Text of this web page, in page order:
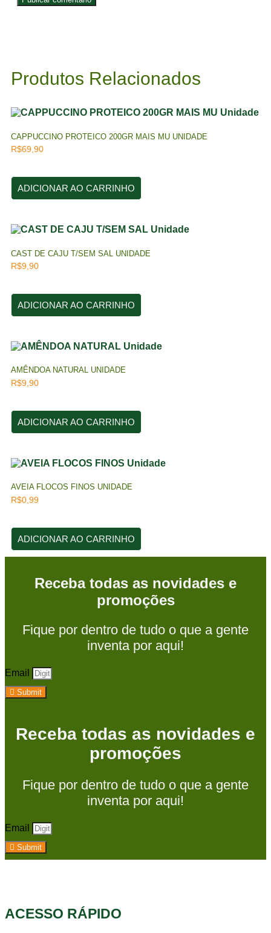
Produtos Relacionados
CAPPUCCINO PROTEICO 200GR MAIS MU UNIDADE
R$69,90
ADICIONAR AO CARRINHO
CAST DE CAJU T/SEM SAL UNIDADE
R$9,90
ADICIONAR AO CARRINHO
AMÊNDOA NATURAL UNIDADE
R$9,90
ADICIONAR AO CARRINHO
AVEIA FLOCOS FINOS UNIDADE
R$0,99
ADICIONAR AO CARRINHO
Receba todas as novidades e
promoções
Fique por dentro de tudo o que a gente
inventa por aqui!
Email
Submit
Receba todas as novidades e
promoções
Fique por dentro de tudo o que a gente
inventa por aqui!
Email
Submit
ACESSO RÁPIDO​